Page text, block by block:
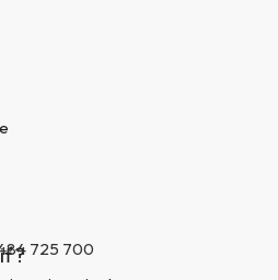
725 700